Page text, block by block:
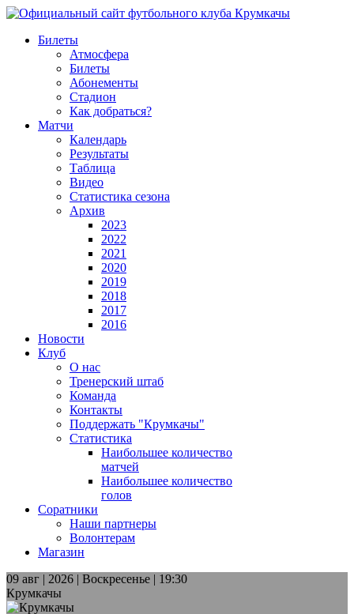
Билеты
Атмосфера
Билеты
Абонементы
Стадион
Как добраться?
Матчи
Календарь
Результаты
Таблица
Видео
Статистика сезона
Архив
2023
2022
2021
2020
2019
2018
2017
2016
Новости
Клуб
О нас
Тренерский штаб
Команда
Контакты
Поддержать "Крумкачы"
Статистика
Наибольшее количество
матчей
Наибольшее количество
голов
Соратники
Наши партнеры
Волонтерам
Магазин
09 авг | 2026 | Воскресенье | 19:30
Крумкачы